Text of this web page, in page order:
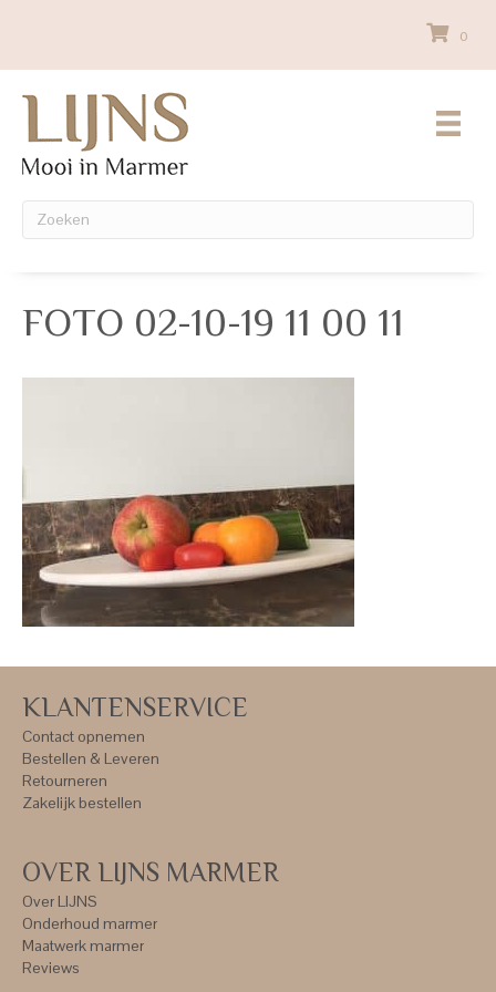
0
FOTO 02-10-19 11 00 11
KLANTENSERVICE
Contact opnemen
Bestellen & Leveren
Retourneren
Zakelijk bestellen
OVER LIJNS MARMER
Over LIJNS
Onderhoud marmer
Maatwerk marmer
Reviews